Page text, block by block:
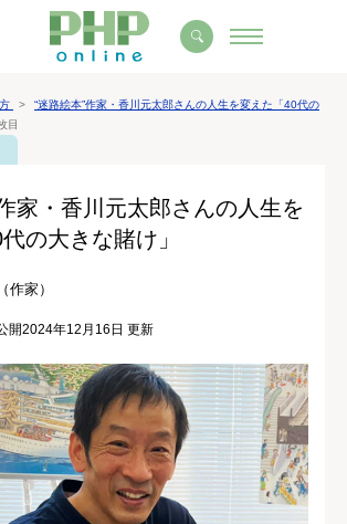
“迷路絵本”作家・香川元太郎さんの人生を変えた「40代の
目
家・香川元太郎さんの人生を
の大きな賭け」
作家）
開2024年12月16日 更新